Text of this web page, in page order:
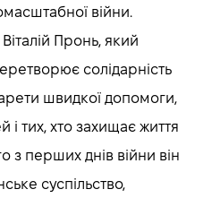
війни.
Пронь, який
солідарність
швидкої допомоги,
і тих, хто захищає життя
з перших днів війни він
суспільство,